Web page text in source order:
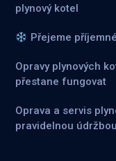
plynový kotel
Přejeme
Opravy plynových
přestane fungovat
Oprava a servis
pravidelnou údržbou